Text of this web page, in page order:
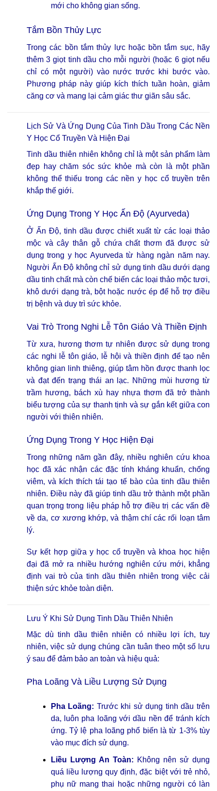
mới cho không gian sống.
Tắm Bồn Thủy Lực
Trong các bồn tắm thủy lực hoặc bồn tắm sục, hãy
thêm 3 giọt tinh dầu cho mỗi người (hoặc 6 giọt nếu
chỉ có một người) vào nước trước khi bước vào.
Phương pháp này giúp kích thích tuần hoàn, giảm
căng cơ và mang lại cảm giác thư giãn sâu sắc.
Lịch Sử Và Ứng Dụng Của Tinh Dầu Trong Các Nền
Y Học Cổ Truyền Và Hiện Đại
Tinh dầu thiên nhiên không chỉ là một sản phẩm làm
đẹp hay chăm sóc sức khỏe mà còn là một phần
không thể thiếu trong các nền y học cổ truyền trên
khắp thế giới.
Ứng Dụng Trong Y Học Ấn Độ (Ayurveda)
Ở Ấn Độ, tinh dầu được chiết xuất từ các loại thảo
mộc và cây thân gỗ chứa chất thơm đã được sử
dụng trong y học Ayurveda từ hàng ngàn năm nay.
Người Ấn Độ không chỉ sử dụng tinh dầu dưới dạng
dầu tinh chất mà còn chế biến các loại thảo mộc tươi,
khô dưới dạng trà, bột hoặc nước ép để hỗ trợ điều
trị bệnh và duy trì sức khỏe.
Vai Trò Trong Nghi Lễ Tôn Giáo Và Thiền Định
Từ xưa, hương thơm tự nhiên được sử dụng trong
các nghi lễ tôn giáo, lễ hội và thiền định để tạo nên
không gian linh thiêng, giúp tâm hồn được thanh lọc
và đạt đến trạng thái an lạc. Những mùi hương từ
trầm hương, bách xù hay nhựa thơm đã trở thành
biểu tượng của sự thanh tịnh và sự gắn kết giữa con
người với thiên nhiên.
Ứng Dụng Trong Y Học Hiện Đại
Trong những năm gần đây, nhiều nghiên cứu khoa
học đã xác nhận các đặc tính kháng khuẩn, chống
viêm, và kích thích tái tạo tế bào của tinh dầu thiên
nhiên. Điều này đã giúp tinh dầu trở thành một phần
quan trọng trong liệu pháp hỗ trợ điều trị các vấn đề
về da, cơ xương khớp, và thậm chí các rối loạn tâm
lý.
Sự kết hợp giữa y học cổ truyền và khoa học hiện
đại đã mở ra nhiều hướng nghiên cứu mới, khẳng
định vai trò của tinh dầu thiên nhiên trong việc cải
thiện sức khỏe toàn diện.
Lưu Ý Khi Sử Dụng Tinh Dầu Thiên Nhiên
Mặc dù tinh dầu thiên nhiên có nhiều lợi ích, tuy
nhiên, việc sử dụng chúng cần tuân theo một số lưu
ý sau để đảm bảo an toàn và hiệu quả:
Pha Loãng Và Liều Lượng Sử Dụng
Pha Loãng: Trước khi sử dụng tinh dầu trên
da, luôn pha loãng với dầu nền để tránh kích
ứng. Tỷ lệ pha loãng phổ biến là từ 1-3% tùy
vào mục đích sử dụng.
Liều Lượng An Toàn: Không nên sử dụng
quá liều lượng quy định, đặc biệt với trẻ nhỏ,
phụ nữ mang thai hoặc những người có làn